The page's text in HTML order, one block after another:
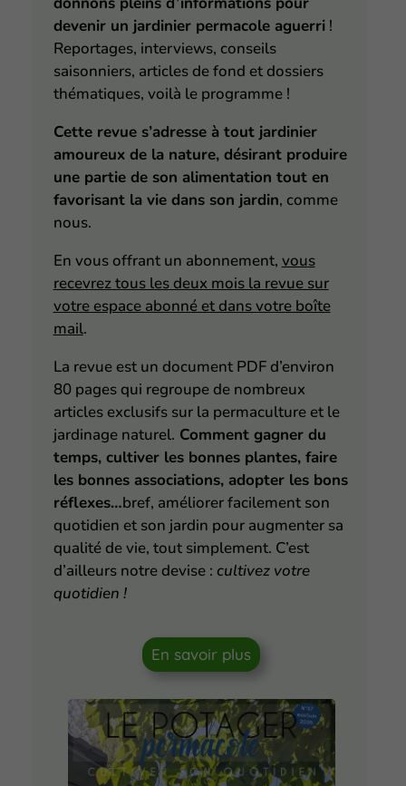
devenir un jardinier permacole aguerri!
Reportages, interviews, conseils
saisonniers, articles de fond et dossiers
thématiques, voilà le programme !
Cette revue s’adresse à tout jardinier
amoureux de la nature, désirant produire
une partie de son alimentation tout en
favorisant la vie dans son jardin, comme
nous.
En vous offrant un abonnement, vous
recevrez tous les deux mois la revue sur
votre espace abonné et dans votre boîte
mail.
La revue est un document PDF d’environ
80 pages qui regroupe de nombreux
articles exclusifs sur la permaculture et le
jardinage naturel. Comment gagner du
temps, cultiver les bonnes plantes, faire
les bonnes associations, adopter les bons
réflexes…bref, améliorer facilement son
quotidien et son jardin pour augmenter sa
qualité de vie, tout simplement. C’est
d’ailleurs notre devise : cultivez votre
quotidien !
En savoir plus